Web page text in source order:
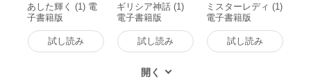
あした輝く (1) 電
子書籍版
試し読み
ギリシア神話 (1)
電子書籍版
試し読み
ミスターレディ (1)
電子書籍版
試し読み